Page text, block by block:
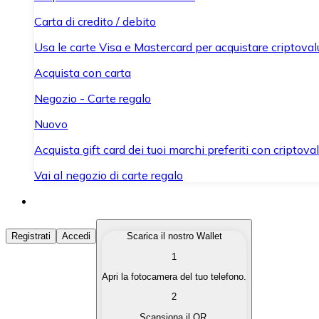
Carta di credito / debito
Usa le carte Visa e Mastercard per acquistare
Acquista con carta
Negozio - Carte regalo
Nuovo
Acquista gift card dei tuoi marchi preferiti con
Vai al negozio di carte regalo
Acquista Criptovalute
Acquista le criptovalute che ti interessano in modo
Converti le tue criptovalute in valuta fiat quando ne hai
Registrati Accedi
Scarica il nostro Wallet
1
Apri la fotocamera del tuo telefono.
2